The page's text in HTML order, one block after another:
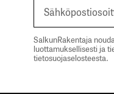
SalkunRakentaja
luottamuksellisesti ja
tietosuojaselosteesta.